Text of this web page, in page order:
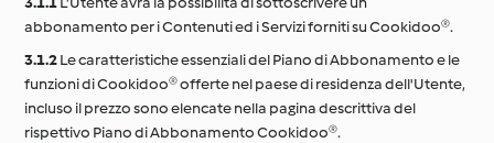
abbonamento per i Contenuti ed i Servizi forniti su Cookidoo®.
3.1.2Le caratteristiche essenziali del Piano di Abbonamento e le
funzioni di Cookidoo® offerte nel paese di residenza dell'Utente,
incluso il prezzo sono elencate nella pagina descrittiva del
rispettivo Piano di Abbonamento Cookidoo®.